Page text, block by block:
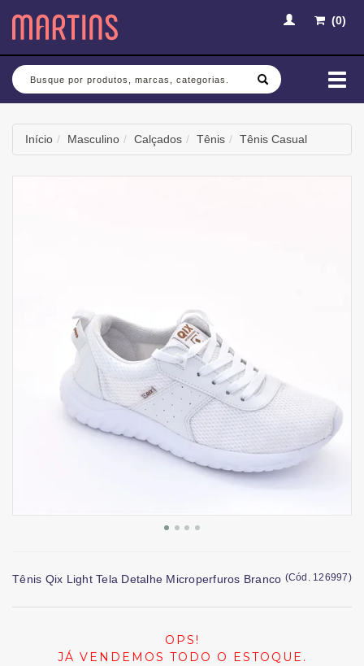
(0)
Busca
Início Masculino Calçados Tênis Tênis Casual
Tênis Qix Light Tela Detalhe Microperfuros Branco (Cód. 126997)
OPS!
JÁ VENDEMOS TODO O ESTOQUE.